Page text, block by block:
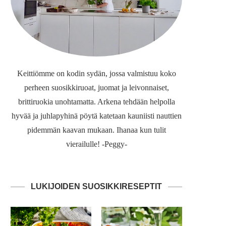
Keittiömme on kodin sydän, jossa valmistuu koko
perheen suosikkiruoat, juomat ja leivonnaiset,
brittiruokia unohtamatta. Arkena tehdään helpolla
hyvää ja juhlapyhinä pöytä katetaan kauniisti nauttien
pidemmän kaavan mukaan. Ihanaa kun tulit
vierailulle! -Peggy-
LUKIJOIDEN SUOSIKKIRESEPTIT